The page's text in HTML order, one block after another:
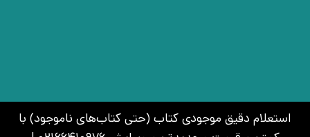
استعلام دقیق موجودی کتاب (حتی کتاب‌های ناموجود) با